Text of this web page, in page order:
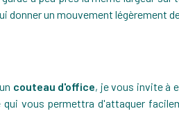
un mouvement légèrement
couteau d'office, je vous invite à
vous permettra d'attaquer